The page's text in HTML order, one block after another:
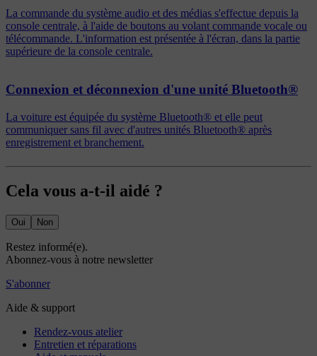
La commande du système audio et des médias s'effectue depuis la
console centrale, à l'aide de boutons au volant commande vocale ou
télécommande. L'information est présentée à l'écran, dans la partie
supérieure de la console centrale.
Connexion et déconnexion d'une unité Bluetooth®
La voiture est équipée du système Bluetooth® et elle peut
communiquer sans fil avec d'autres unités Bluetooth® après
enregistrement et branchement.
Cela vous a-t-il aidé ?
Oui Non